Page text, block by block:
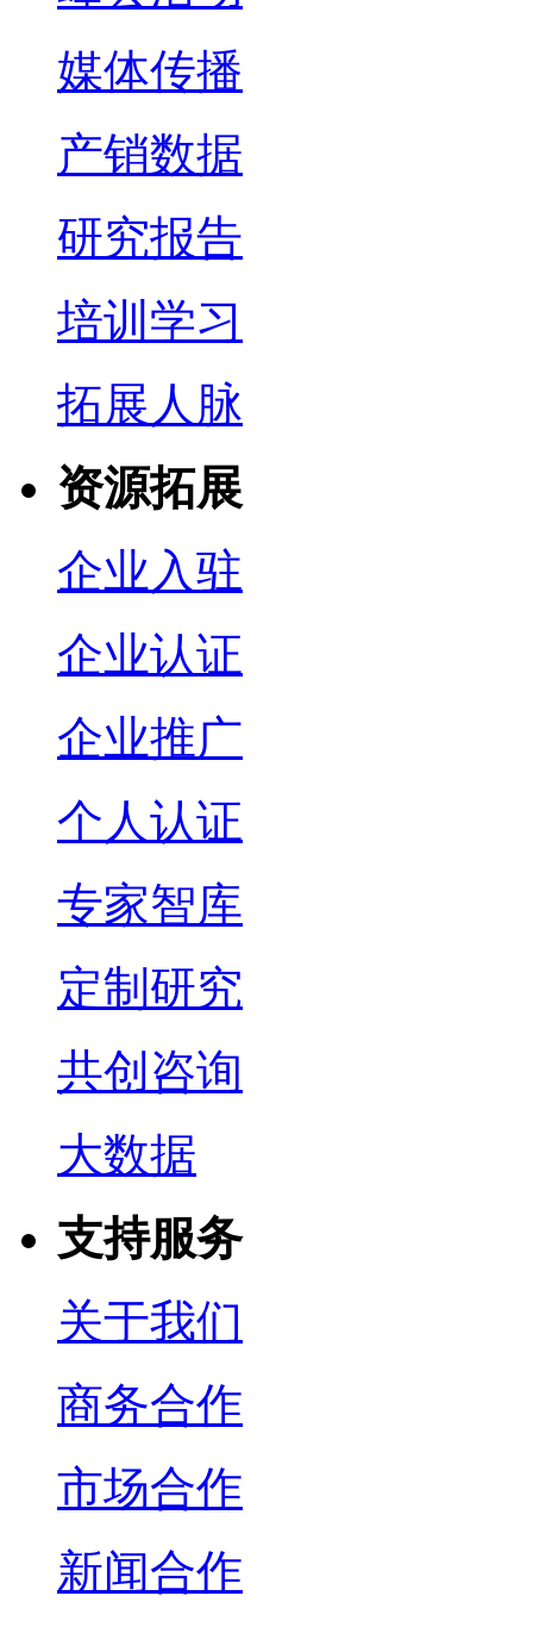
媒体传播
产销数据
研究报告
培训学习
拓展人脉
资源拓展
企业入驻
企业认证
企业推广
个人认证
专家智库
定制研究
共创咨询
大数据
支持服务
关于我们
商务合作
市场合作
新闻合作